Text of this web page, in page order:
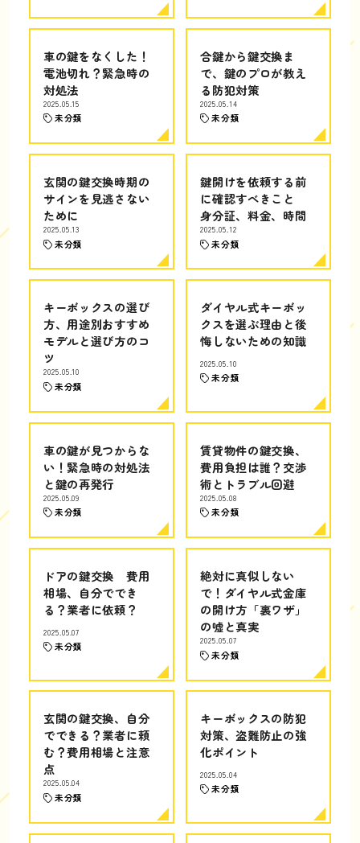
車の鍵をなくした！
電池切れ？緊急時の
対処法
2025.05.15
未分類
合鍵から鍵交換ま
で、鍵のプロが教え
る防犯対策
2025.05.14
未分類
玄関の鍵交換時期の
サインを見逃さない
ために
2025.05.13
未分類
鍵開けを依頼する前
に確認すべきこと
身分証、料金、時間
2025.05.12
未分類
キーボックスの選び
方、用途別おすすめ
モデルと選び方のコ
ツ
2025.05.10
未分類
ダイヤル式キーボッ
クスを選ぶ理由と後
悔しないための知識
2025.05.10
未分類
車の鍵が見つからな
い！緊急時の対処法
と鍵の再発行
2025.05.09
未分類
賃貸物件の鍵交換、
費用負担は誰？交渉
術とトラブル回避
2025.05.08
未分類
ドアの鍵交換 費用
相場、自分ででき
る？業者に依頼？
2025.05.07
未分類
絶対に真似しない
で！ダイヤル式金庫
の開け方「裏ワザ」
の嘘と真実
2025.05.07
未分類
玄関の鍵交換、自分
でできる？業者に頼
む？費用相場と注意
点
2025.05.04
未分類
キーボックスの防犯
対策、盗難防止の強
化ポイント
2025.05.04
未分類